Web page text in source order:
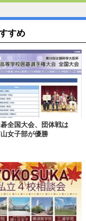
すめ
全国大会、団体戦は
女子部が優勝